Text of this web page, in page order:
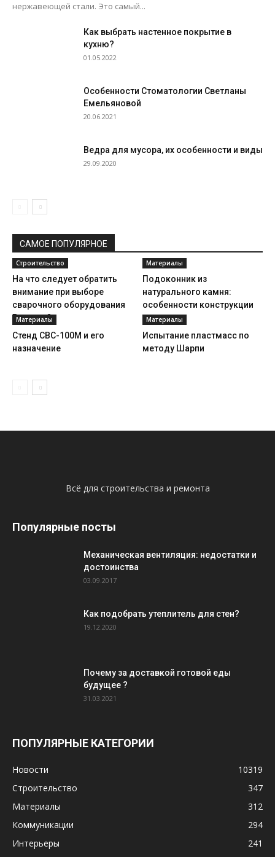
нержавеющей стали. Это самый...
Как выбрать настенное покрытие в
кухню?
01.05.2022
Особенности Стоматологии Светланы
Емельяновой
20.06.2021
Ведра для мусора, их особенности и виды
29.09.2020
САМОЕ ПОПУЛЯРНОЕ
Строительство
На что следует обратить
внимание при выборе
сварочного оборудования
Ресанта?
Материалы
Подоконник из
натурального камня:
особенности конструкции
Материалы
Стенд СВС-100М и его
назначение
Материалы
Испытание пластмасс по
методу Шарпи
Всё для строительства и ремонта
Популярные посты
Механическая вентиляция: недостатки и
достоинства
03.09.2017
Как подобрать утеплитель для стен?
19.12.2020
Почему за доставкой готовой еды
будущее ?
31.03.2021
ПОПУЛЯРНЫЕ КАТЕГОРИИ
Новости
10319
Строительство
347
Материалы
312
Коммуникации
294
Интерьеры
241